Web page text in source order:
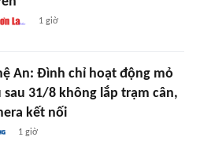
1 giờ
An: Đình chỉ hoạt động mỏ
sau 31/8 không lắp trạm cân,
kết nối
1 giờ